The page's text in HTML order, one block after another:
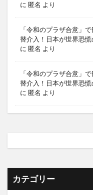
に 匿名 より
「令和のプラザ合意」
替介入！日本が世界恐
に 匿名 より
「令和のプラザ合意」
替介入！日本が世界恐
に 匿名 より
カテゴリー